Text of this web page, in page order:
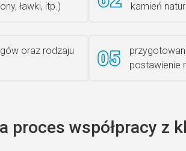
ławki, itp.)
kamień
oraz rodzaju
postawienie
proces współpracy z